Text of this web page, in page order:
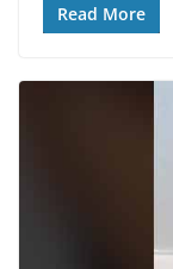
Read More